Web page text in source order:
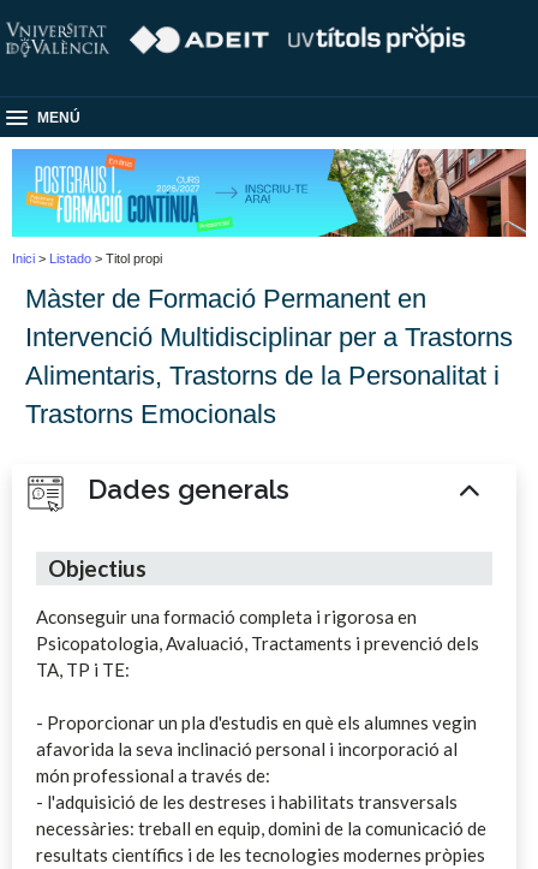
MENÚ
Inici > Listado > Titol propi
Màster de Formació Permanent en
Intervenció Multidisciplinar per a Trastorns
Alimentaris, Trastorns de la Personalitat i
Trastorns Emocionals
Dades generals
Objectius
Aconseguir una formació completa i rigorosa en
Psicopatologia, Avaluació, Tractaments i prevenció dels
TA, TP i TE:
- Proporcionar un pla d'estudis en què els alumnes vegin
afavorida la seva inclinació personal i incorporació al
món professional a través de:
- l'adquisició de les destreses i habilitats transversals
necessàries: treball en equip, domini de la comunicació de
resultats científics i de les tecnologies modernes pròpies